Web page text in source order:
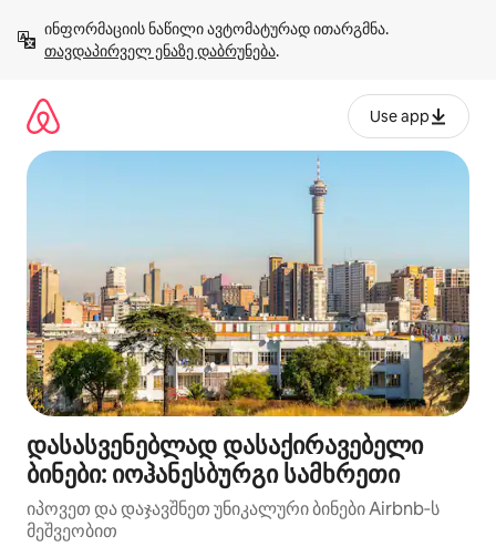
გადასვლა
თავდაპირველ ენაზე დაბრუნება.
Use app
დასასვენებლად დასაქირავებელი
ბინები: იოჰანესბურგი სამხრეთი
იპოვეთ და დაჯავშნეთ უნიკალური ბინები Airbnb‑ს
მეშვეობით